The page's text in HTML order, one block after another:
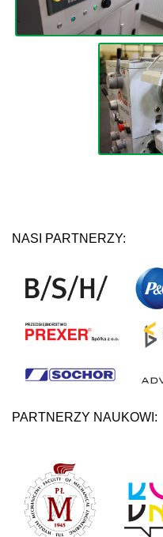
NASI PARTNERZY:
PARTNERZY NAUKOWI: